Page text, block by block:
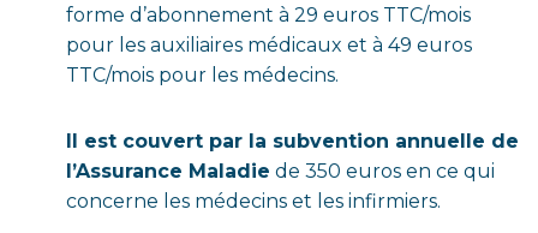
forme d’abonnement à 29 euros TTC/mois
pour les auxiliaires médicaux et à 49 euros
TTC/mois pour les médecins.
Il est couvert par la subvention annuelle de
l’Assurance Maladie de 350 euros en ce qui
concerne les médecins et les infirmiers.